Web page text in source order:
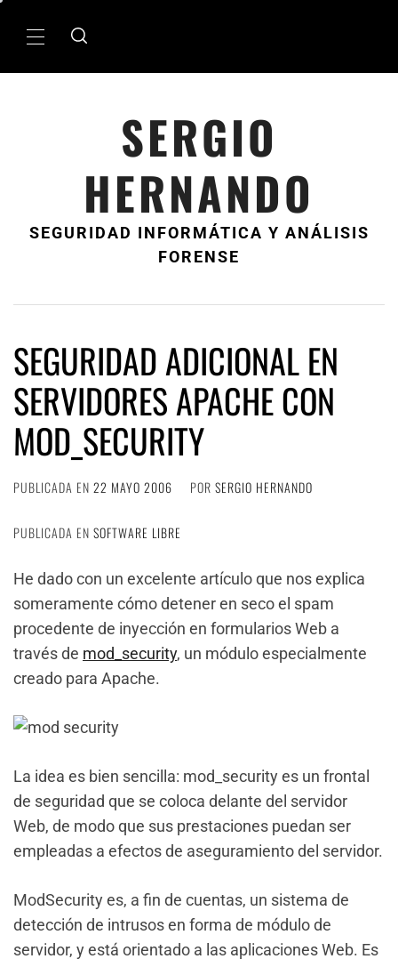
MenÃº
SERGIO
HERNANDO
SEGURIDAD INFORMÁTICA Y ANÁLISIS
FORENSE
SEGURIDAD ADICIONAL EN
SERVIDORES APACHE CON
MOD_SECURITY
PUBLICADA EN 22 MAYO 2006 POR SERGIO HERNANDO
PUBLICADA EN SOFTWARE LIBRE
He dado con un excelente artículo que nos explica
someramente cómo detener en seco el spam
procedente de inyección en formularios Web a
través de mod_security, un módulo especialmente
creado para Apache.
La idea es bien sencilla: mod_security es un frontal
de seguridad que se coloca delante del servidor
Web, de modo que sus prestaciones puedan ser
empleadas a efectos de aseguramiento del servidor.
ModSecurity es, a fin de cuentas, un sistema de
detección de intrusos en forma de módulo de
servidor, y está orientado a las aplicaciones Web. Es